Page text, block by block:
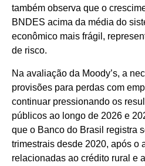
também observa que o
BNDES acima da média do
econômico mais frágil,
de risco.
Na avaliação da Moody’s, a
provisões para perdas com
continuar pressionando os
públicos ao longo de 2026 e
que o Banco do Brasil registra
trimestrais desde 2020, após o
relacionadas ao crédito rural e